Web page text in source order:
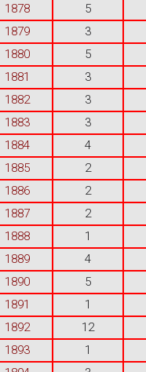
1878
5
1879
3
1880
5
1881
3
1882
3
1883
3
1884
4
1885
2
1886
2
1887
2
1888
1
1889
4
1890
5
1891
1
1892
12
1893
1